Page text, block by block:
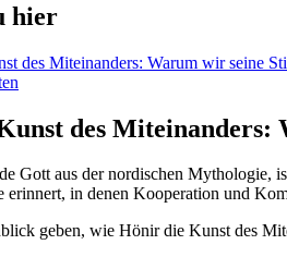
hier
​des Miteinanders: Warum ⁤wir seine
des Miteinanders:
⁢Gott aus der nordischen Mythologie,⁣
erinnert, in denen ‍Kooperation ⁢und⁢
geben, wie Hönir die Kunst ‍des